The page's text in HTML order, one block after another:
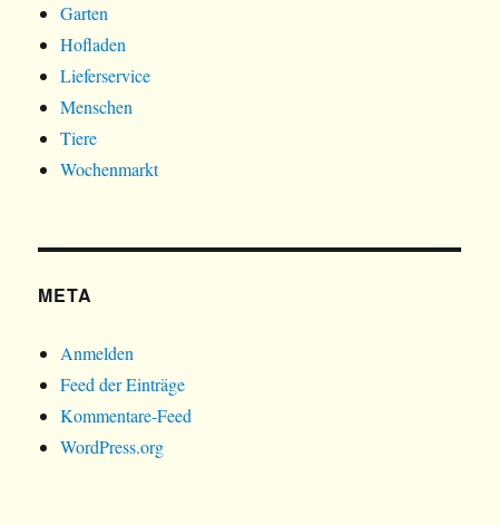
Garten
Hofladen
Lieferservice
Menschen
Tiere
Wochenmarkt
META
Anmelden
Feed der Einträge
Kommentare-Feed
WordPress.org